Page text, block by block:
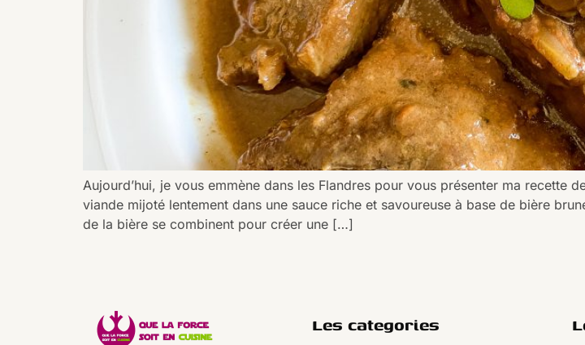
Aujourd’hui, je vous emmène dans les Flandres pour vous présenter ma
viande mijoté lentement dans une sauce riche et savoureuse à base de bière
de la bière se combinent pour créer une […]
Les categories